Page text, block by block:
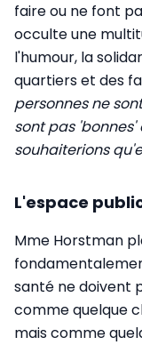
faire ou ne font
occulte une
l'humour, la
quartiers et des
personnes ne
sont pas
souhaiterions
L'espace
Mme Horstman
santé ne doivent
comme quelque
mais comme